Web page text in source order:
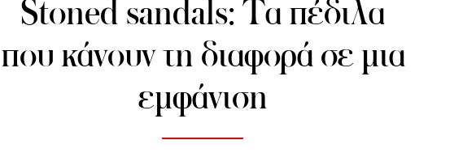
Stoned sandals: Τα πέδιλα
που κάνουν τη διαφορά σε μια
εμφάνιση